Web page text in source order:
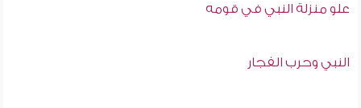
علو منزلة النبي في قومه
النبي وحرب الفجار